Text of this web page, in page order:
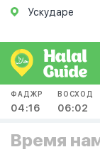
Ускударе
ФАДЖР
04:16
ВОСХОД
06:02
Время